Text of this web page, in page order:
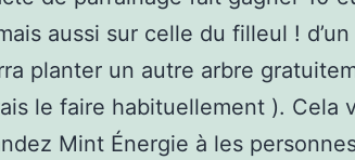
aussi sur celle du filleul ! d’un
planter un autre arbre
le faire habituellement ). Cela
Mint Énergie à les